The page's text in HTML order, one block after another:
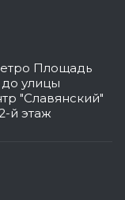
Площадь
улицы
"Славянский"
й этаж